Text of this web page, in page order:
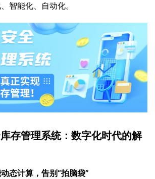
智能化、自动化。
存管理系统：数字化时代的解
态计算，告别“拍脑袋”